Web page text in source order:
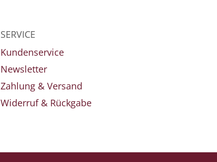
SERVICE
Kundenservice
Newsletter
Zahlung & Versand
Widerruf & Rückgabe